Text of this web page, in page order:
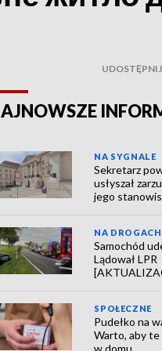
NA SYGNALE
Sekretarz
usłyszał
jego
NA DROGACH
Samochód
Lądował LPR
SPOŁECZNE
Pudełko na
Warto, aby te
w domu